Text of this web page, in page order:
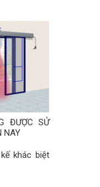
ĐƯỢC SỬ
NAY
khác biệt